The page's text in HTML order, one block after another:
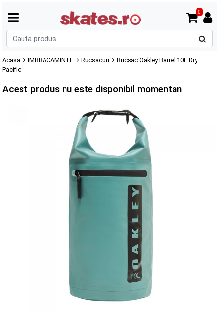
0
Acasa IMBRACAMINTE Rucsacuri
Rucsac Oakley Barrel 10L Dry
Pacific
Acest produs nu este disponibil momentan